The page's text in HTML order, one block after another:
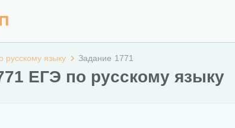
русскому языку Задание 1771
ЕГЭ по русскому языку